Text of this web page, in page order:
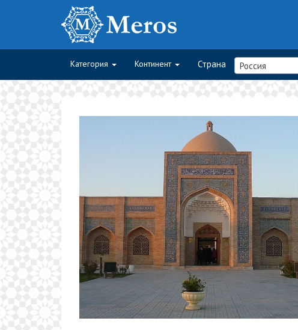
Категория Континент Страна Россия